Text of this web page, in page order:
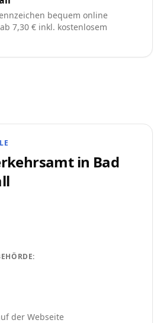
bequem online
7,30 € inkl. kostenlosem
in Bad
der Webseite